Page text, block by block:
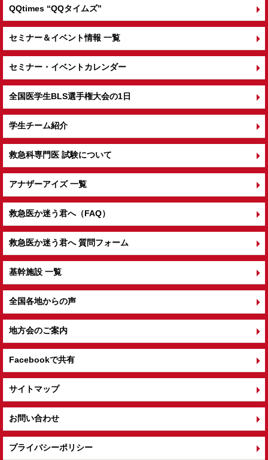
QQtimes “QQタイムズ”
セミナー＆イベント情報 一覧
セミナー・イベントカレンダー
全国医学生BLS選手権大会の1日
学生チーム紹介
救急科専門医 試験について
アナザーアイズ 一覧
救急医か迷う君へ（FAQ）
救急医か迷う君へ 質問フォーム
基幹施設 一覧
全国各地からの声
地方会のご案内
Facebookで共有
サイトマップ
お問い合わせ
プライバシーポリシー